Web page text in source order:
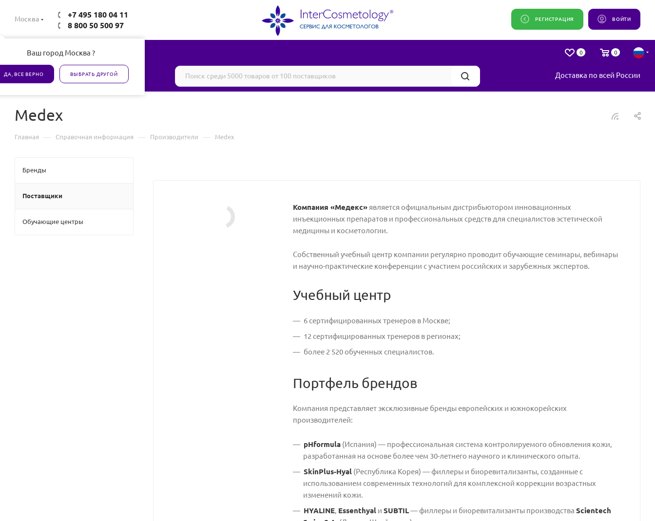
Москва
Ваш город Москва ?
ДА, ВСЕ ВЕРНО ВЫБРАТЬ ДРУГОЙ
+7 495 180 04 11
8 800 50 500 97
ВОЙТИ
РЕГИСТРАЦИЯ
0 0
Все товары сертифицированы Доставка по всей России
Medex
Главная — Справочная информация — Производители — Medex
Компания «Медекс» является официальным дистрибьютором инновационных
инъекционных препаратов и профессиональных средств для специалистов эстетической
медицины и косметологии.
Собственный учебный центр компании регулярно проводит обучающие семинары, вебинары
и научно-практические конференции с участием российских и зарубежных экспертов.
Учебный центр
6 сертифицированных тренеров в Москве;
12 сертифицированных тренеров в регионах;
более 2 520 обученных специалистов.
Портфель брендов
Компания представляет эксклюзивные бренды европейских и южнокорейских
производителей:
pHformula (Испания) — профессиональная система контролируемого обновления кожи,
разработанная на основе более чем 30-летнего научного и клинического опыта.
SkinPlus-Hyal (Республика Корея) — филлеры и биоревитализанты, созданные с
использованием современных технологий для комплексной коррекции возрастных
изменений кожи.
HYALINE, Essenthyal и SUBTIL— филлеры и биоревитализанты производства Scientech
Бренды
Поставщики
Обучающие центры